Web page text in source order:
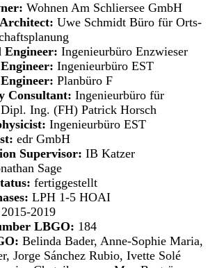
Wohnen Am Schliersee GmbH
Uwe Schmidt Büro für Orts-
Engineer: Ingenieurbüro Enzwieser
Ingenieurbüro EST
Planbüro F
Consultant: Ingenieurbüro für
Dipl. Ing. (FH) Patrick Horsch
Ingenieurbüro EST
edr GmbH
Supervisor: IB Katzer
Sage
fertiggestellt
LPH 1-5 HOAI
2015-2019
LBGO: 184
Belinda Bader, Anne-Sophie Maria,
Jorge Sánchez Rubio, Ivette Solé